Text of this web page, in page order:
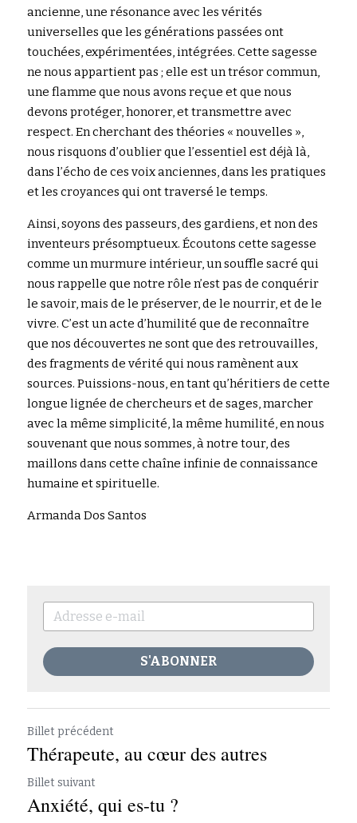
ancienne, une résonance avec les vérités
universelles que les générations passées ont
touchées, expérimentées, intégrées. Cette sagesse
ne nous appartient pas ; elle est un trésor commun,
une flamme que nous avons reçue et que nous
devons protéger, honorer, et transmettre avec
respect. En cherchant des théories « nouvelles »,
nous risquons d’oublier que l’essentiel est déjà là,
dans l’écho de ces voix anciennes, dans les pratiques
et les croyances qui ont traversé le temps.
Ainsi, soyons des passeurs, des gardiens, et non des
inventeurs présomptueux. Écoutons cette sagesse
comme un murmure intérieur, un souffle sacré qui
nous rappelle que notre rôle n’est pas de conquérir
le savoir, mais de le préserver, de le nourrir, et de le
vivre. C’est un acte d’humilité que de reconnaître
que nos découvertes ne sont que des retrouvailles,
des fragments de vérité qui nous ramènent aux
sources. Puissions-nous, en tant qu’héritiers de cette
longue lignée de chercheurs et de sages, marcher
avec la même simplicité, la même humilité, en nous
souvenant que nous sommes, à notre tour, des
maillons dans cette chaîne infinie de connaissance
humaine et spirituelle.
Armanda Dos Santos
S'ABONNER
Billet précédent
Thérapeute, au cœur des autres
Billet suivant
Anxiété, qui es-tu ?